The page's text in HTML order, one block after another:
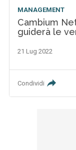
MANAGEMENT
Cambium
guiderà le
21 Lug 2022
Condividi